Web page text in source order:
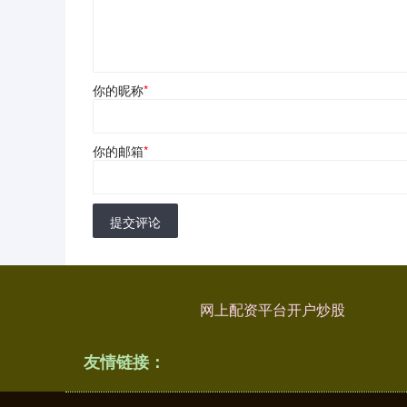
你的昵称*
你的邮箱*
提交评论
网上配资平台开户炒股
友情链接：